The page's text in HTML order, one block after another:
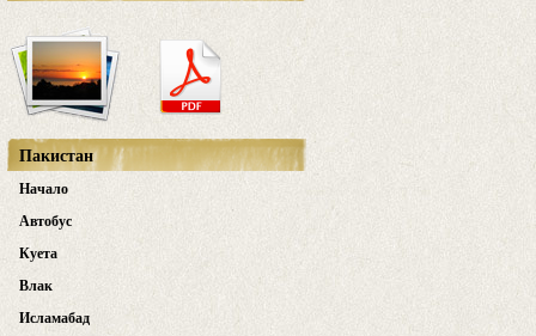
Пакистан
Начало
Автобус
Куета
Влак
Исламабад